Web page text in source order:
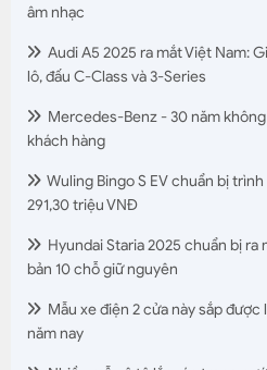
âm nhạc
Audi A5 2025 ra mắt Việt Nam:
lô, đấu C-Class và 3-Series
Mercedes-Benz - 30 năm
khách hàng
Wuling Bingo S EV chuẩn bị
291,30 triệu VNĐ
Hyundai Staria 2025 chuẩn bị ra
bản 10 chỗ giữ nguyên
Mẫu xe điện 2 cửa này sắp được
năm nay